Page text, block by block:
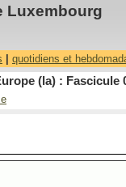
Luxembourg
quotidiens et
(la) : Fascicule